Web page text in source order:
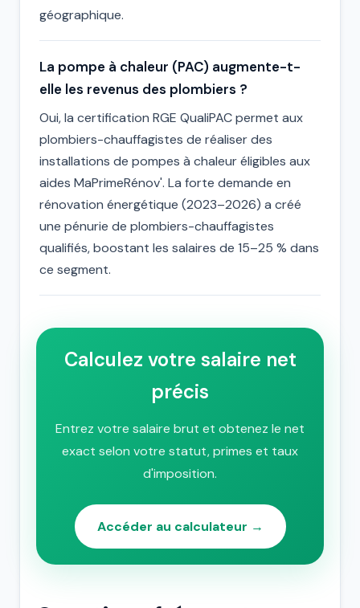
géographique.
La pompe à chaleur (PAC) augmente-t-
elle les revenus des plombiers ?
Oui, la certification RGE QualiPAC permet aux
plombiers-chauffagistes de réaliser des
installations de pompes à chaleur éligibles aux
aides MaPrimeRénov'. La forte demande en
rénovation énergétique (2023–2026) a créé
une pénurie de plombiers-chauffagistes
qualifiés, boostant les salaires de 15–25 % dans
ce segment.
Calculez votre salaire net
précis
Entrez votre salaire brut et obtenez le net
exact selon votre statut, primes et taux
d'imposition.
Accéder au calculateur →